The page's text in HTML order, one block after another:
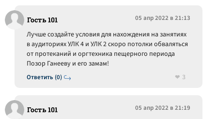
Гость 101 05 апр 2022 в 21:13
Ответить (0)
Лучше создайте условия для нахождения на занятиях
в аудиториях УЛК 4 и УЛК 2 скоро потолки обваляться
от протеканий и оргтехника пещерного периода
Позор Ганееву и его замам!
3
Гость 101 05 апр 2022 в 21:19